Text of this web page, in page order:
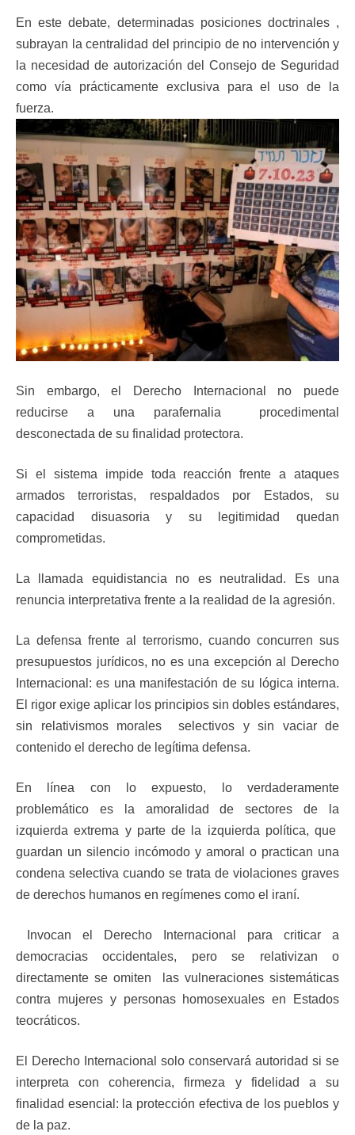
En este debate, determinadas posiciones doctrinales ,
subrayan la centralidad del principio de no intervención y
la necesidad de autorización del Consejo de Seguridad
como vía prácticamente exclusiva para el uso de la
fuerza.
Sin embargo, el Derecho Internacional no puede
reducirse a una parafernalia procedimental
desconectada de su finalidad protectora.
Si el sistema impide toda reacción frente a ataques
armados terroristas, respaldados por Estados, su
capacidad disuasoria y su legitimidad quedan
comprometidas.
La llamada equidistancia no es neutralidad. Es una
renuncia interpretativa frente a la realidad de la agresión.
La defensa frente al terrorismo, cuando concurren sus
presupuestos jurídicos, no es una excepción al Derecho
Internacional: es una manifestación de su lógica interna.
El rigor exige aplicar los principios sin dobles estándares,
sin relativismos morales selectivos y sin vaciar de
contenido el derecho de legítima defensa.
En línea con lo expuesto, lo verdaderamente
problemático es la amoralidad de sectores de la
izquierda extrema y parte de la izquierda política, que
guardan un silencio incómodo y amoral o practican una
condena selectiva cuando se trata de violaciones graves
de derechos humanos en regímenes como el iraní.
Invocan el Derecho Internacional para criticar a
democracias occidentales, pero se relativizan o
directamente se omiten las vulneraciones sistemáticas
contra mujeres y personas homosexuales en Estados
teocráticos.
El Derecho Internacional solo conservará autoridad si se
interpreta con coherencia, firmeza y fidelidad a su
finalidad esencial: la protección efectiva de los pueblos y
de la paz.